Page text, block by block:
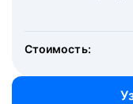
Стоимость: